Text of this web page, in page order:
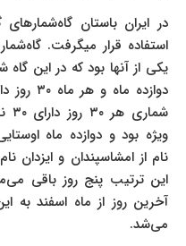
در ایران باستان گاه‌شمارهای
استفاده قرار میگرفت.
یکی از آنها بود که در این
دوازده
ویژه بود و دوازده ماه
نام از امشاسپندان و ایزدان
این ترتیب پنج روز باقی
آخرین روز از ماه اسفند به
می‌شد.